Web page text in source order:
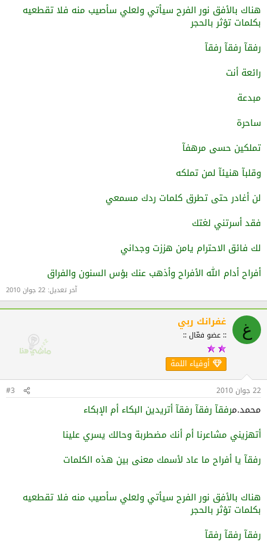
هناك بالأفق نور الفرح سيأتي ولعلي سأصيب منه فلا تقطعيه
بكلمات تؤثر بالحجر
رفقآ رفقآ رفقآ
رائعة أنت
مبدعة
ساحرة
تملكين حسى مرهفآ
وقلبآ هنيئآ لمن تملكه
لن أغادر حتى تطرق كلمات ردك مسمعي
فقد أسرتني لغتك
لك فائق الاحترام يامن هززت وجداني
أفراح أدام الله الأفراح وأذهب عنك بؤس السنون والفراق
آخر تعديل: 22 جوان 2010
غ غفرانك ربي
:: عضو فعّال ::
أوفياء اللمة
22 جوان 2010 #3
محمد.مرفقآ رفقآ رفقآ أتريدين البكاء أم الإبكاء
أتهزيني مشاعرنا أم أنك مضطربة وحالك يسري علينا
رفقآ يا أفراح ما عاد لأسمك معنى بين هذه الكلمات
هناك بالأفق نور الفرح سيأتي ولعلي سأصيب منه فلا تقطعيه
بكلمات تؤثر بالحجر
رفقآ رفقآ رفقآ